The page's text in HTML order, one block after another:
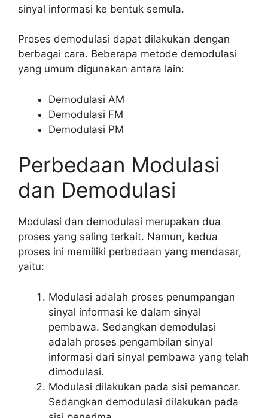
sinyal informasi ke bentuk semula.
Proses demodulasi dapat dilakukan dengan
berbagai cara. Beberapa metode demodulasi
yang umum digunakan antara lain:
Demodulasi AM
Demodulasi FM
Demodulasi PM
Perbedaan Modulasi
dan Demodulasi
Modulasi dan demodulasi merupakan dua
proses yang saling terkait. Namun, kedua
proses ini memiliki perbedaan yang mendasar,
yaitu:
Modulasi adalah proses penumpangan
sinyal informasi ke dalam sinyal
pembawa. Sedangkan demodulasi
adalah proses pengambilan sinyal
informasi dari sinyal pembawa yang telah
dimodulasi.
Modulasi dilakukan pada sisi pemancar.
Sedangkan demodulasi dilakukan pada